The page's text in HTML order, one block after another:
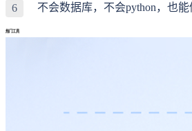
6 不会数据库，不会python，也
热门工具